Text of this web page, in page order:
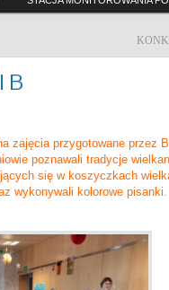
B
zajęcia przygotowane przez
poznawali tradycje
się w koszyczkach
wykonywali kolorowe pisanki.